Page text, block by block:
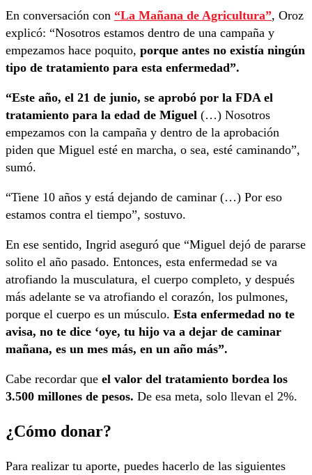
En conversación con “La Mañana de Agricultura”, Oroz
explicó: “Nosotros estamos dentro de una campaña y
empezamos hace poquito, porque antes no existía ningún
tipo de tratamiento para esta enfermedad”.
“Este año, el 21 de junio, se aprobó por la FDA el
tratamiento para la edad de Miguel (…) Nosotros
empezamos con la campaña y dentro de la aprobación
piden que Miguel esté en marcha, o sea, esté caminando”,
sumó.
“Tiene 10 años y está dejando de caminar (…) Por eso
estamos contra el tiempo”, sostuvo.
En ese sentido, Ingrid aseguró que “Miguel dejó de pararse
solito el año pasado. Entonces, esta enfermedad se va
atrofiando la musculatura, el cuerpo completo, y después
más adelante se va atrofiando el corazón, los pulmones,
porque el cuerpo es un músculo. Esta enfermedad no te
avisa, no te dice ‘oye, tu hijo va a dejar de caminar
mañana, es un mes más, en un año más”.
Cabe recordar que el valor del tratamiento bordea los
3.500 millones de pesos. De esa meta, solo llevan el 2%.
¿Cómo donar?
Para realizar tu aporte, puedes hacerlo de las siguientes